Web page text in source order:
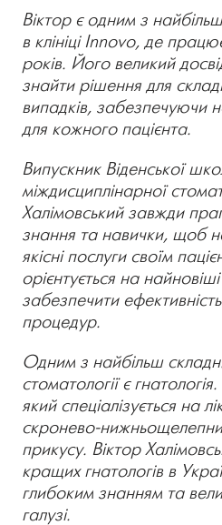
Віктор є одним з найбільш
в клініці Innovo, де
років. Його великий
знайти рішення для
випадків, забезпечуючи
для кожного пацієнта.
Випускник Віденської
міждисциплінарної
Халімовський завжди
знання та навички, щоб
якісні послуги своїм
орієнтується на
забезпечити
процедур.
Одним з найбільш
стоматології є
який спеціалізується на
скронево-
прикусу. Віктор
кращих гнатологів в
глибоким знанням та
галузі.